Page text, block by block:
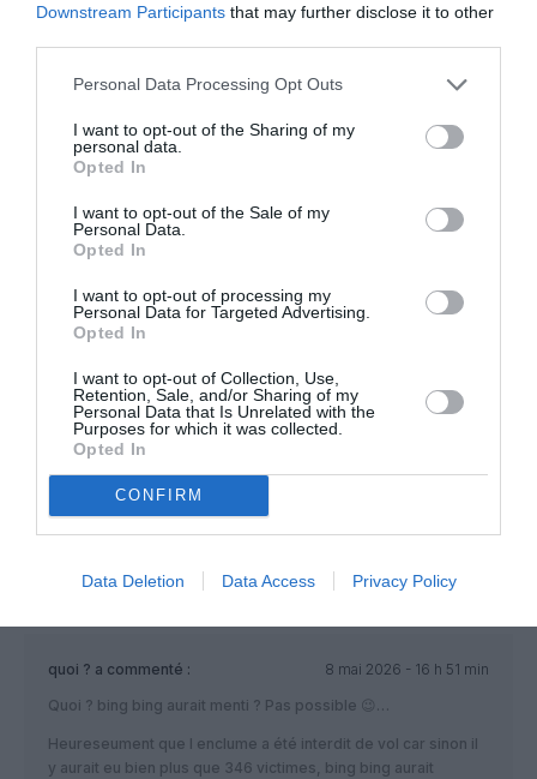
Downstream Participants that may further disclose it to other
Personal Data Processing Opt Outs
I want to opt-out of the Sharing of my
personal data.
Opted In
I want to opt-out of the Sale of my
Personal Data.
Opted In
I want to opt-out of processing my
Personal Data for Targeted Advertising.
Opted In
I want to opt-out of Collection, Use,
Retention, Sale, and/or Sharing of my
Personal Data that Is Unrelated with the
Purposes for which it was collected.
Opted In
CONFIRM
Data Deletion Data Access Privacy Policy
©Boeing
Vous avez apprécié l’article ?
Soutenez-nous, faites un don !
PARTAGER L'ARTICLE
Facebook
Twitter
COMMENTAIRE(S)
quoi ? a commenté :
8 mai 2026 - 16 h 51 min
Quoi ? bing bing aurait menti ? Pas possible 😉…
Heureseument que l enclume a été interdit de vol car sinon il
y aurait eu bien plus que 346 victimes, bing bing aurait